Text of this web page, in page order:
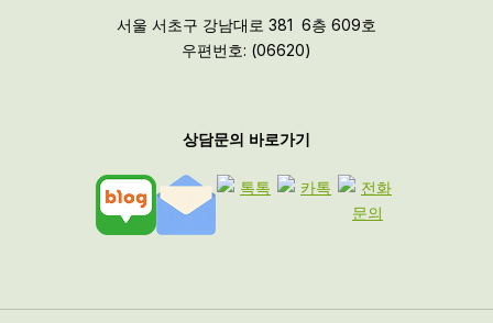
서울 서초구 강남대로 381 6층 609호
우편번호: (06620)
상담문의 바로가기